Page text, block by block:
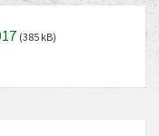
(385 kB)